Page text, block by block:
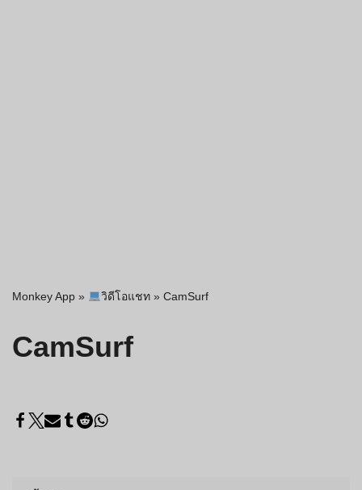
Monkey App » วิดีโอแชท» CamSurf
CamSurf